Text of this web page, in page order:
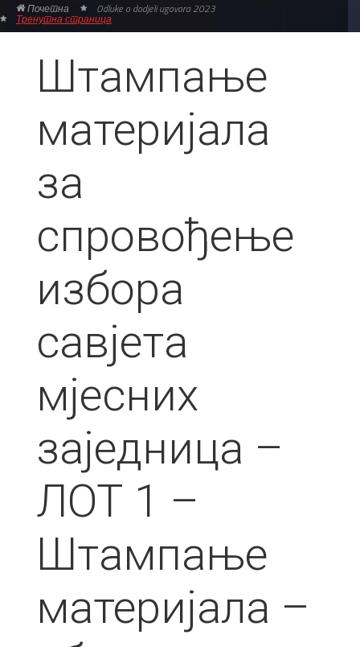
Почетна Odluke o dodjeli ugovora 2023
Тренутна страница
Штампање
материјала
за
спровођење
избора
савјета
мјесних
заједница –
ЛОТ 1 –
Штампање
материјала –